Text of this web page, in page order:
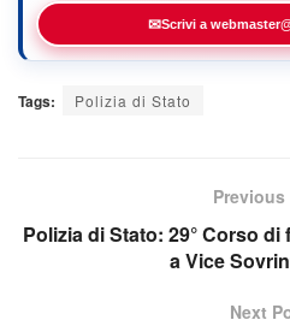
✉Scrivi a
Tags: Polizia di Stato
Previous
Polizia di Stato: 29° Corso
a Vice
Next